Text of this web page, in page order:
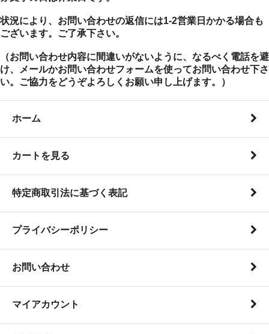
状況により、お問い合わせの返信には1-2営業日かかる場合も
ございます。ご了承下さい。
（お問い合わせ内容に間違いがないように、なるべく電話を避
け、メールかお問い合わせフォームを使ってお問い合わせ下さ
い。ご協力をどうぞよろしくお願い申し上げます。）
ホーム
カートを見る
特定商取引法に基づく表記
プライバシーポリシー
お問い合わせ
マイアカウント